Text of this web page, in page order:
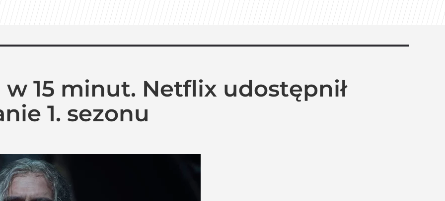
w 15 minut. Netflix udostępnił
1. sezonu